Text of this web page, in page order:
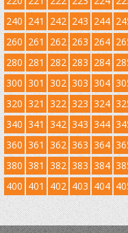
240 241 242 243 244
260 261 262 263 264
280 281 282 283 284
300 301 302 303 304
320 321 322 323 324
340 341 342 343 344
360 361 362 363 364
380 381 382 383 384
400 401 402 403 404